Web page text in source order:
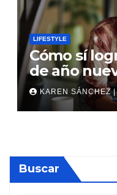
LIFESTYLE
Cómo sí
de año
KAREN SÁNCHEZ
Buscar